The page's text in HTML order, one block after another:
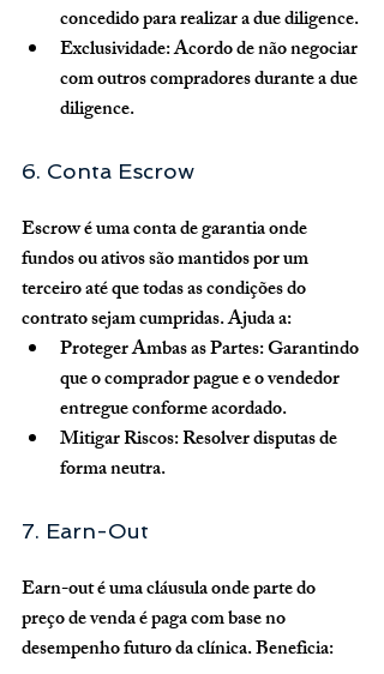
concedido para realizar a due diligence.
Exclusividade: Acordo de não negociar
com outros compradores durante a due
diligence.
6. Conta Escrow
Escrow é uma conta de garantia onde
fundos ou ativos são mantidos por um
terceiro até que todas as condições do
contrato sejam cumpridas. Ajuda a:
Proteger Ambas as Partes: Garantindo
que o comprador pague e o vendedor
entregue conforme acordado.
Mitigar Riscos: Resolver disputas de
forma neutra.
7. Earn-Out
Earn-out é uma cláusula onde parte do
preço de venda é paga com base no
desempenho futuro da clínica. Beneficia: